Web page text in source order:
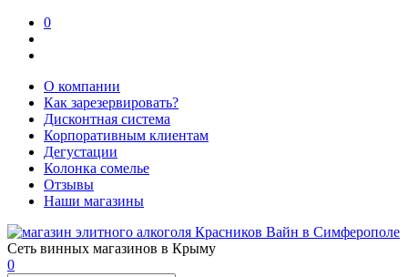
0
О компании
Как зарезервировать?
Дисконтная система
Корпоративным клиентам
Дегустации
Колонка сомелье
Отзывы
Наши магазины
Сеть винных магазинов в Крыму
0